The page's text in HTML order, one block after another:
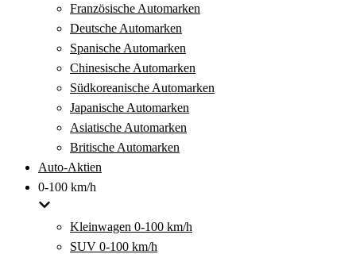
Französische Automarken
Deutsche Automarken
Spanische Automarken
Chinesische Automarken
Südkoreanische Automarken
Japanische Automarken
Asiatische Automarken
Britische Automarken
Auto-Aktien
0-100 km/h
Kleinwagen 0-100 km/h
SUV 0-100 km/h